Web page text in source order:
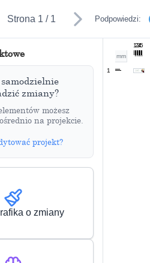
Strona 1 / 1 Podpowiedzi:
samodzielnie
zmiany?
możesz
na projekcie.
projekt?
o zmiany
12345
1
mm